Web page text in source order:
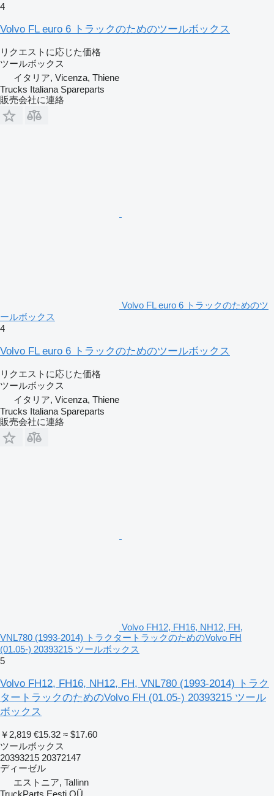
4
Volvo FL euro 6 トラックのためのツールボックス
リクエストに応じた価格
ツールボックス
イタリア, Vicenza, Thiene
Trucks Italiana Spareparts
販売会社に連絡
Volvo FL euro 6 トラックのためのツ
ールボックス
4
Volvo FL euro 6 トラックのためのツールボックス
リクエストに応じた価格
ツールボックス
イタリア, Vicenza, Thiene
Trucks Italiana Spareparts
販売会社に連絡
Volvo FH12, FH16, NH12, FH,
VNL780 (1993-2014) トラクタートラックのためのVolvo FH
(01.05-) 20393215 ツールボックス
5
Volvo FH12, FH16, NH12, FH, VNL780 (1993-2014) トラク
タートラックのためのVolvo FH (01.05-) 20393215 ツール
ボックス
￥2,819 €15.32 ≈ $17.60
ツールボックス
20393215 20372147
ディーゼル
エストニア, Tallinn
TruckParts Eesti OÜ